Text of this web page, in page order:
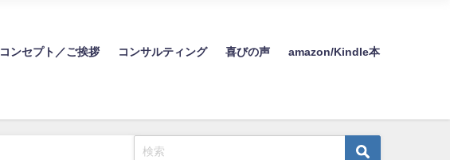
コンセプト／ご挨拶 コンサルティング 喜びの声 amazon/Kindle本